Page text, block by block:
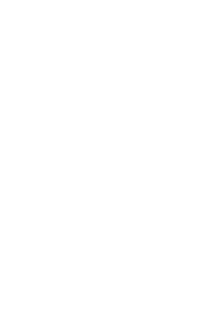
，以向用户分配 Analytics 权限，启
中输入
。
查找框中输入
量管理 Analytics 仪表板位于 Public
应用程序的主页上。
查找并选择
用户可用，请将其添加到个案记录页